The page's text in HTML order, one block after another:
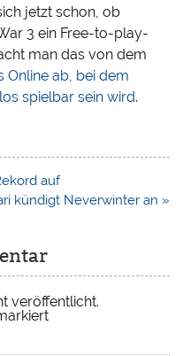
jetzt schon, ob
3 ein Free-to-play-
man das von dem
Online ab, bei dem
spielbar sein wird.
auf
kündigt Neverwinter an »
veröffentlicht.